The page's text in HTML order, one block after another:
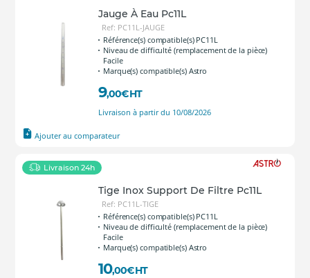
Jauge À Eau Pc11L
Ref: PC11L-JAUGE
Référence(s) compatible(s) PC11L
Niveau de difficulté (remplacement de la pièce)
Facile
Marque(s) compatible(s) Astro
9,00€HT
Livraison à partir du 10/08/2026
Ajouter au comparateur
Livraison 24h
Tige Inox Support De Filtre Pc11L
Ref: PC11L-TIGE
Référence(s) compatible(s) PC11L
Niveau de difficulté (remplacement de la pièce)
Facile
Marque(s) compatible(s) Astro
10,00€HT